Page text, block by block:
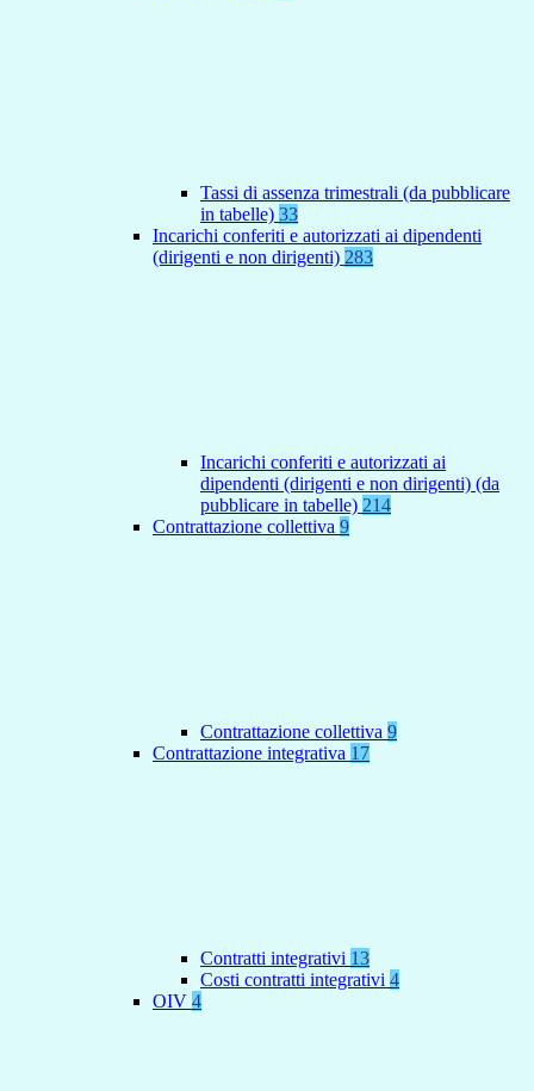
Tassi di assenza trimestrali (da pubblicare
in tabelle) 33
Incarichi conferiti e autorizzati ai dipendenti
(dirigenti e non dirigenti) 283
Incarichi conferiti e autorizzati ai
dipendenti (dirigenti e non dirigenti) (da
pubblicare in tabelle) 214
Contrattazione collettiva 9
Contrattazione collettiva 9
Contrattazione integrativa 17
Contratti integrativi 13
Costi contratti integrativi 4
OIV 4